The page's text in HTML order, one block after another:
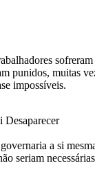
punidos, muitas
impossíveis.
Desaparecer
a si
seriam